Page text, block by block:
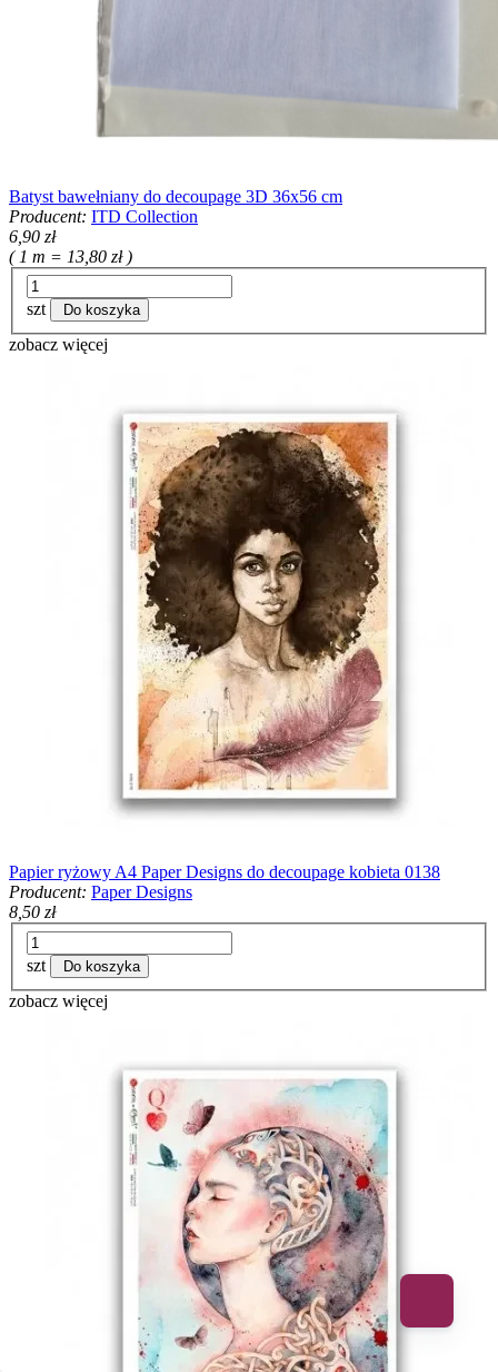
Batyst bawełniany do decoupage 3D 36x56 cm
Producent: ITD Collection
6,90 zł
( 1 m = 13,80 zł )
szt Do koszyka
zobacz więcej
Papier ryżowy A4 Paper Designs do decoupage kobieta 0138
Producent: Paper Designs
8,50 zł
szt Do koszyka
zobacz więcej